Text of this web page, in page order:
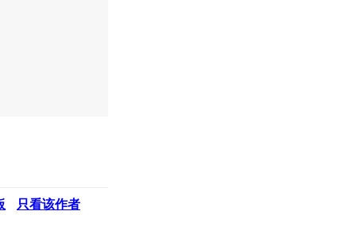
只看该作者